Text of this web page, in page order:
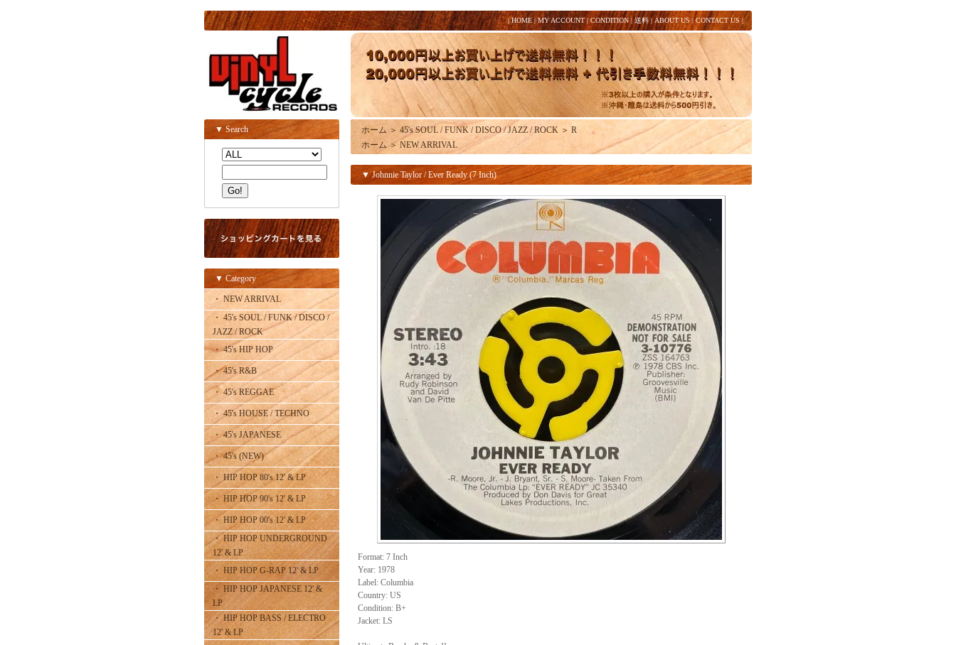
|HOME|MY ACCOUNT |CONDITION |送料| ABOUT US |CONTACT US |
▼ Search
▼ Category
・ NEW ARRIVAL
・ 45's SOUL / FUNK / DISCO /
JAZZ / ROCK
・ 45's HIP HOP
・ 45's R&B
・ 45's REGGAE
・ 45's HOUSE / TECHNO
・ 45's JAPANESE
・ 45's (NEW)
・ HIP HOP 80's 12' & LP
・ HIP HOP 90's 12' & LP
・ HIP HOP 00's 12' & LP
・ HIP HOP UNDERGROUND
12' & LP
・ HIP HOP G-RAP 12' & LP
・ HIP HOP JAPANESE 12' &
LP
・ HIP HOP BASS / ELECTRO
12' & LP
ホーム ＞ 45's SOUL / FUNK / DISCO / JAZZ / ROCK ＞ R
ホーム ＞ NEW ARRIVAL
▼ Johnnie Taylor / Ever Ready (7 Inch)
Format: 7 Inch
Year: 1978
Label: Columbia
Country: US
Condition: B+
Jacket: LS